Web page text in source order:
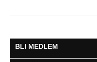
BLI MEDLEM